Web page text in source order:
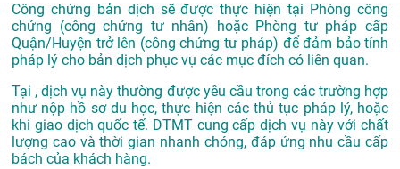
Công chứng bản dịch sẽ được thực hiện tại Phòng công
chứng (công chứng tư nhân) hoặc Phòng tư pháp cấp
Quận/Huyện trở lên (công chứng tư pháp) để đảm bảo tính
pháp lý cho bản dịch phục vụ các mục đích có liên quan.
Tại , dịch vụ này thường được yêu cầu trong các trường hợp
như nộp hồ sơ du học, thực hiện các thủ tục pháp lý, hoặc
khi giao dịch quốc tế. DTMT cung cấp dịch vụ này với chất
lượng cao và thời gian nhanh chóng, đáp ứng nhu cầu cấp
bách của khách hàng.